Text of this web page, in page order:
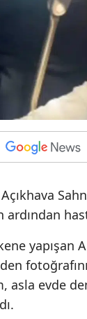
ardından
yapışan
asla evde